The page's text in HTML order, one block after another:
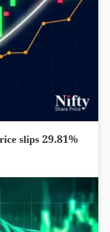
slips 29.81%